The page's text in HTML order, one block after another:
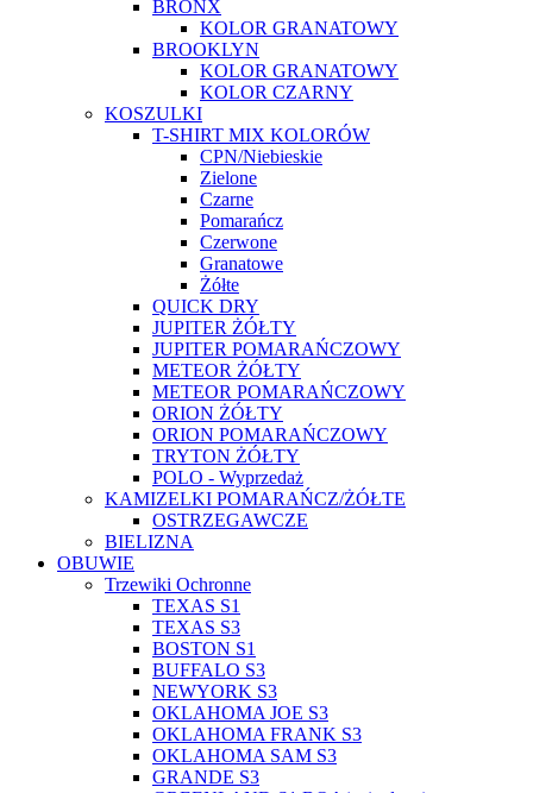
BRONX
KOLOR GRANATOWY
BROOKLYN
KOLOR GRANATOWY
KOLOR CZARNY
KOSZULKI
T-SHIRT MIX KOLORÓW
CPN/Niebieskie
Zielone
Czarne
Pomarańcz
Czerwone
Granatowe
Żółte
QUICK DRY
JUPITER ŻÓŁTY
JUPITER POMARAŃCZOWY
METEOR ŻÓŁTY
METEOR POMARAŃCZOWY
ORION ŻÓŁTY
ORION POMARAŃCZOWY
TRYTON ŻÓŁTY
POLO - Wyprzedaż
KAMIZELKI POMARAŃCZ/ŻÓŁTE
OSTRZEGAWCZE
BIELIZNA
OBUWIE
Trzewiki Ochronne
TEXAS S1
TEXAS S3
BOSTON S1
BUFFALO S3
NEWYORK S3
OKLAHOMA JOE S3
OKLAHOMA FRANK S3
OKLAHOMA SAM S3
GRANDE S3